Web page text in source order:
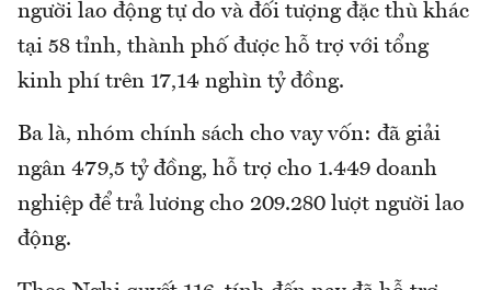
người lao động tự do và đối tượng đặc thù khác
tại 58 tỉnh, thành phố được hỗ trợ với tổng
kinh phí trên 17,14 nghìn tỷ đồng.
Ba là, nhóm chính sách cho vay vốn: đã giải
ngân 479,5 tỷ đồng, hỗ trợ cho 1.449 doanh
nghiệp để trả lương cho 209.280 lượt người lao
động.